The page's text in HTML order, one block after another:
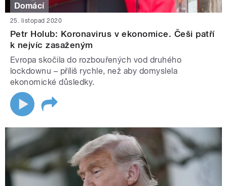
Domácí
25. listopad 2020
Petr Holub: Koronavirus v ekonomice. Češi patří
k nejvíc zasaženým
Evropa skočila do rozbouřených vod druhého
lockdownu – příliš rychle, než aby domyslela
ekonomické důsledky.